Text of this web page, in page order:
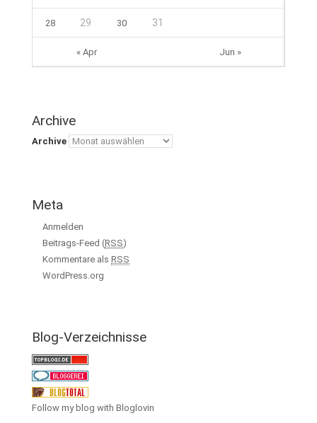
« Apr Jun »
28 29 30 31
Archive
Archive
Meta
Anmelden
Beitrags-Feed (RSS)
Kommentare als RSS
WordPress.org
Blog-Verzeichnisse
Follow my blog with Bloglovin